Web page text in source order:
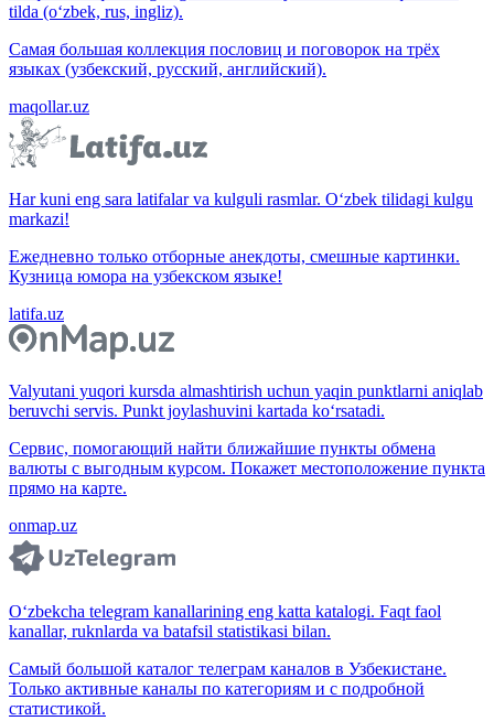
tilda (o‘zbek, rus, ingliz).
Самая большая коллекция пословиц и поговорок на трёх
языках (узбекский, русский, английский).
maqollar.uz
Har kuni eng sara latifalar va kulguli rasmlar. O‘zbek tilidagi kulgu
markazi!
Ежедневно только отборные анекдоты, смешные картинки.
Кузница юмора на узбекском языке!
latifa.uz
Valyutani yuqori kursda almashtirish uchun yaqin punktlarni aniqlab
beruvchi servis. Punkt joylashuvini kartada ko‘rsatadi.
Сервис, помогающий найти ближайшие пункты обмена
валюты с выгодным курсом. Покажет местоположение пункта
прямо на карте.
onmap.uz
O‘zbekcha telegram kanallarining eng katta katalogi. Faqt faol
kanallar, ruknlarda va batafsil statistikasi bilan.
Самый большой каталог телеграм каналов в Узбекистане.
Только активные каналы по категориям и с подробной
статистикой.